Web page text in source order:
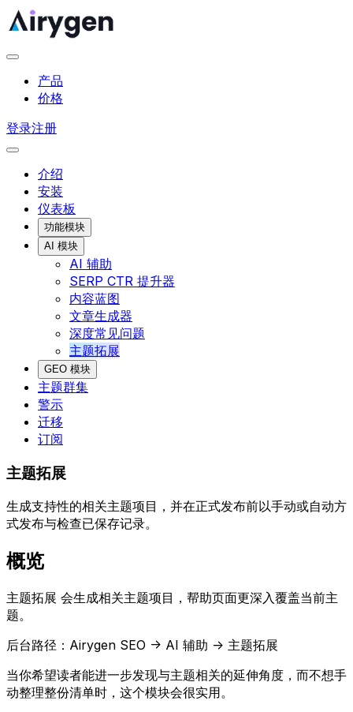
产品
价格
登录注册
介绍
安装
仪表板
功能模块
AI 模块
AI 辅助
SERP CTR 提升器
内容蓝图
文章生成器
深度常见问题
主题拓展
GEO 模块
主题群集
警示
迁移
订阅
主题拓展
生成支持性的相关主题项目，并在正式发布前以手动或自动方
式发布与检查已保存记录。
概览
主题拓展 会生成相关主题项目，帮助页面更深入覆盖当前主
题。
后台路径： Airygen SEO -> AI 辅助 -> 主题拓展
当你希望读者能进一步发现与主题相关的延伸角度，而不想手
动整理整份清单时，这个模块会很实用。